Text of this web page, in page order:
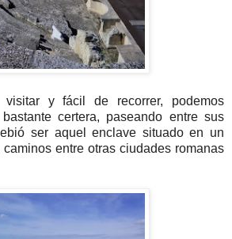
visitar y fácil de recorrer, podemos
certera, paseando entre sus
ser aquel enclave situado en un
entre otras ciudades romanas